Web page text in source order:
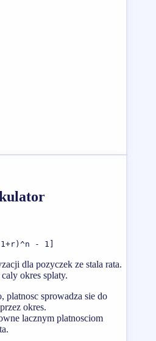
- 1]
dla pozyczek ze stala rata.
okres splaty.
platnosc sprowadza sie do
okres.
lacznym platnosciom